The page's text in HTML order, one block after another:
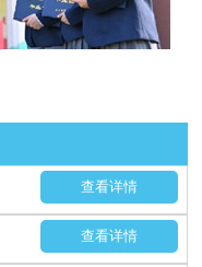
查看详情
查看详情